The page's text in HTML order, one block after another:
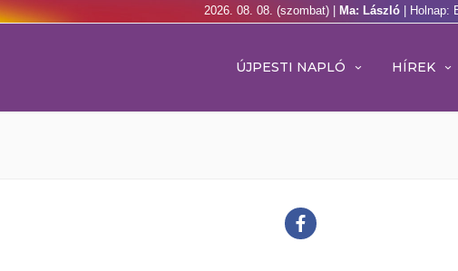
2026. 08. 08. (szombat) | Ma: László | Holnap:
ÚJPESTI NAPLÓ HÍREK